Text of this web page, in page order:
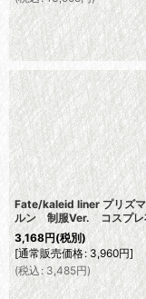
Fate/kaleid liner プリズ
ルン 制服Ver. コスプレ
3,168円(税別)
[通常販売価格: 3,960円]
(税込 : 3,485円)